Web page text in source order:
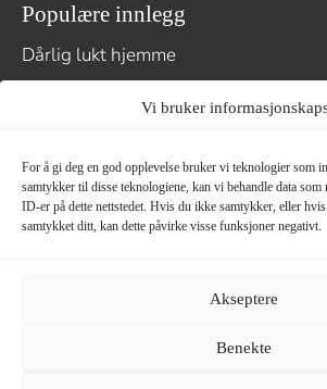
Vi bruker
For å gi deg en god opplevelse bruker vi teknologier som
samtykker til disse teknologiene, kan vi behandle data som
ID-er på dette nettstedet. Hvis du ikke samtykker, eller
samtykket ditt, kan dette påvirke visse funksjoner negativt.
Akseptere
Benekte
Populære innlegg
Dårlig lukt hjemme
Fuktighet på loftet
Fuktighet i campingvogn eller bobil